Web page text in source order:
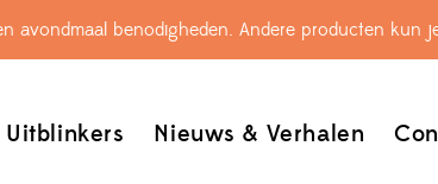
avondmaal benodigheden. Andere producten kun
Uitblinkers Nieuws & Verhalen